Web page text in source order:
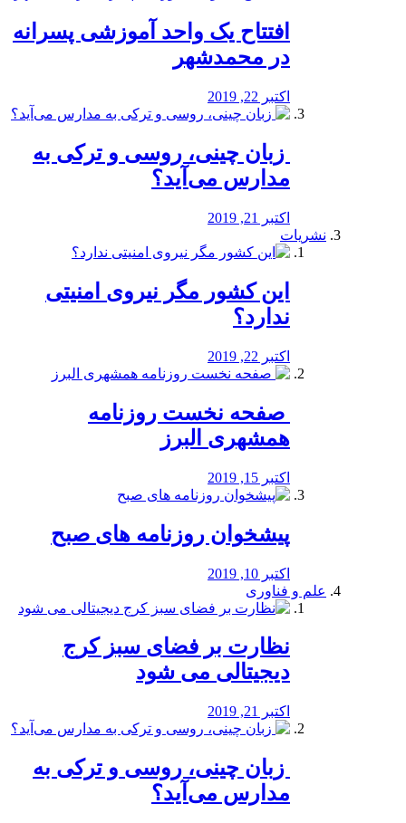
افتتاح یک واحد آموزشی پسرانه
در محمدشهر
اکتبر 22, 2019
️ زبان چینی، روسی و ترکی به
مدارس می‌آید؟
اکتبر 21, 2019
نشریات
این کشور مگر نیروی امنیتی
ندارد؟
اکتبر 22, 2019
️ صفحه نخست روزنامه‌
همشهری البرز
اکتبر 15, 2019
پیشخوان روزنامه های صبح
اکتبر 10, 2019
علم و فناوری
نظارت بر فضای سبز کرج
دیجیتالی می شود
اکتبر 21, 2019
️ زبان چینی، روسی و ترکی به
مدارس می‌آید؟